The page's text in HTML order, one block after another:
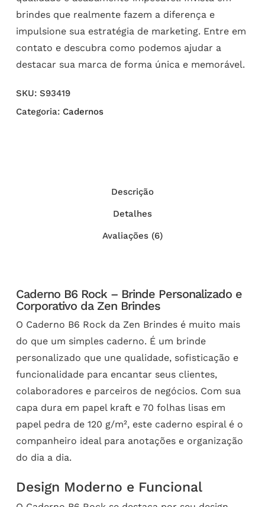
brindes que realmente fazem a diferença e
impulsione sua estratégia de marketing. Entre em
contato e descubra como podemos ajudar a
destacar sua marca de forma única e memorável.
SKU: S93419
Categoria: Cadernos
Descrição
Detalhes
Avaliações (6)
Caderno B6 Rock – Brinde Personalizado e
Corporativo da Zen Brindes
O Caderno B6 Rock da Zen Brindes é muito mais
do que um simples caderno. É um brinde
personalizado que une qualidade, sofisticação e
funcionalidade para encantar seus clientes,
colaboradores e parceiros de negócios. Com sua
capa dura em papel kraft e 70 folhas lisas em
papel pedra de 120 g/m², este caderno espiral é o
companheiro ideal para anotações e organização
do dia a dia.
Design Moderno e Funcional